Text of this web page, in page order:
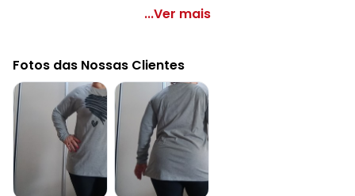
bonprix - Blusa Coração Mangas Longas Preta
Modelagem: Solto
Comprimento da manga: Longa
Modelo da manga: Ajustada
Decote frente: Redondo
Decote costas: Redondo
Complemento: Estampa frontal
Cava: Raglan
Tecido: Meia malha
Composição: 100% algodão
...Ver mais
Fotos das Nossas Clientes